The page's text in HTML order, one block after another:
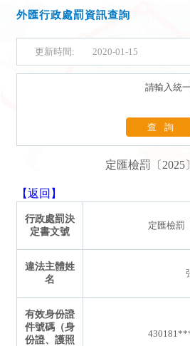
外匯行政處罰資訊查詢
更新時間: 2020-01-15
請輸入統
查詢
定匯檢罰〔2025
【返回】
行政處罰決
定書文號
定匯檢罰
違法主體姓
名
有效身份證
件號碼（身
份證、護照